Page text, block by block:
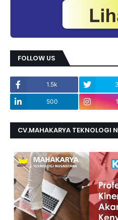
FOLLOW US
1.5k
500
CV.MAHAKARYA TEKNOLOGI